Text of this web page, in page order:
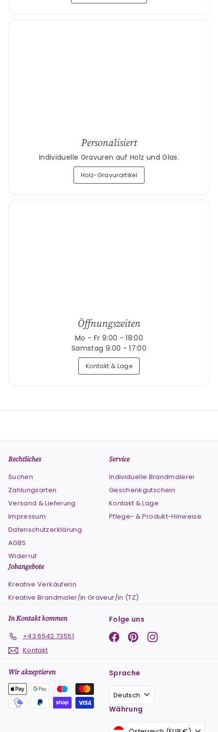
Personalisiert
Individuelle Gravuren auf Holz und Glas.
Holz-Gravurartikel
Öffnungszeiten
Mo - Fr 9:00 - 18:00
Samstag 9:00 - 17:00
Kontakt & Lage
Rechtliches
Suchen
Zahlungsarten
Versand & Lieferung
Impressum
Datenschutzerklärung
AGBS
Widerruf
Service
Individuelle Brandmalerei
Geschenkgutschein
Kontakt & Lage
Pflege- & Produkt-Hinweise
Jobangebote
Kreative Verkäuferin
Kreative Brandmaler/in Graveur/in (TZ)
In Kontakt kommen
+43 6542 73551
Kontakt
Folge uns
Facebook
PinterestInstagram
Wir akzeptieren Sprache
Deutsch
Währung